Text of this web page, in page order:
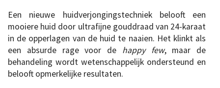
Een nieuwe huidverjongingstechniek belooft een
mooiere huid door ultrafijne gouddraad van 24-karaat
in de opperlagen van de huid te naaien. Het klinkt als
een absurde rage voor de happy few, maar de
behandeling wordt wetenschappelijk ondersteund en
belooft opmerkelijke resultaten.